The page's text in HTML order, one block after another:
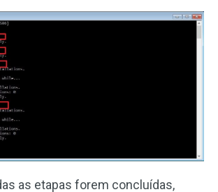
as etapas forem concluídas,